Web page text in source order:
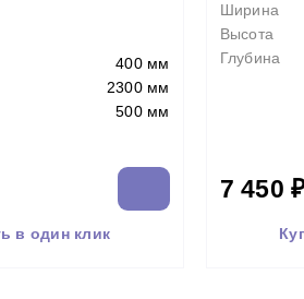
400 мм
2300 мм
500 мм
в один клик
Ширина
Высота
Глубина
7 450